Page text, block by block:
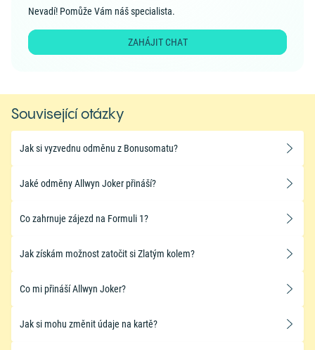
Nevadí! Pomůže Vám náš specialista.
ZAHÁJIT CHAT
Související otázky
Jak si vyzvednu odměnu z Bonusomatu?
Jaké odměny Allwyn Joker přináší?
Co zahrnuje zájezd na Formuli 1?
Jak získám možnost zatočit si Zlatým kolem?
Co mi přináší Allwyn Joker?
Jak si mohu změnit údaje na kartě?